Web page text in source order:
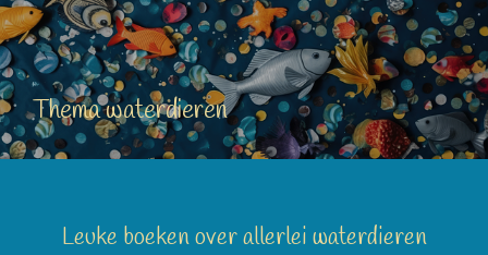
Thema waterdieren
Leuke boeken over allerlei waterdieren